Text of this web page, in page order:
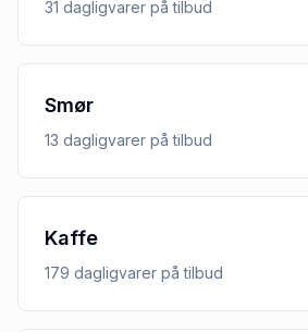
31 dagligvarer på tilbud
Smør
13 dagligvarer på tilbud
Kaffe
179 dagligvarer på tilbud